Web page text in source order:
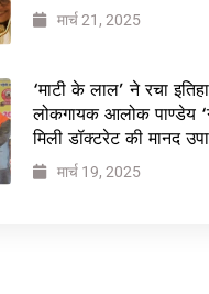
मार्च 21, 2025
‘माटी के लाल’ ने रचा
लोकगायक आलोक पाण्डेय
मिली डॉक्टरेट की मानद
मार्च 19, 2025